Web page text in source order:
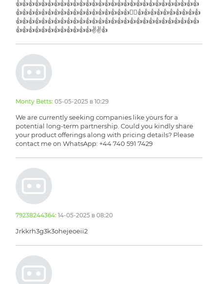
👍👍👍👍👍👍👍👍👍👍👍👍👍👍👍👍👍👍👍👍👍👍👍👍👍👍👍👍👍
👍👍👍👍👍👍👍👍👍👍👍👍👍👍👍👍👍👍👎🏿👍👍👍👍👍👍👍👍👍👍
👍👍👍👍👍👍👍👍👍👍👍👍👍👍👍👍👍👍👍👍👍👍👍👍👍👍👍👍👍
👍👍👍👍👍👍👍👍👍👍👍👍✌✌👍
Monty Betts: 05-05-2025 в 10:29
We are currently seeking companies like yours for a
potential long-term partnership. Could you kindly share
your product offerings along with pricing details? Please
contact me on WhatsApp: +44 740 591 7429
79238244364: 14-05-2025 в 08:20
Jrkkrh3g3k3ohejeoeii2